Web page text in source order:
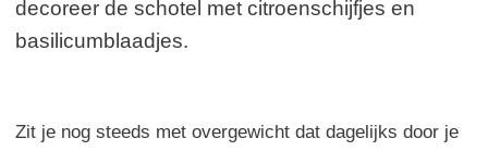
decoreer de schotel met citroenschijfjes en
basilicumblaadjes.
Zit je nog steeds met overgewicht dat dagelijks door je